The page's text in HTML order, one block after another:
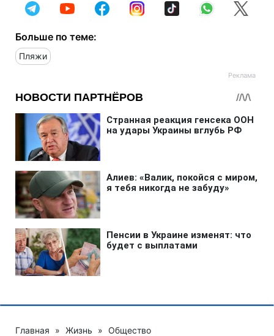
Больше по теме:
Пляжи
Главная » Жизнь » Общество